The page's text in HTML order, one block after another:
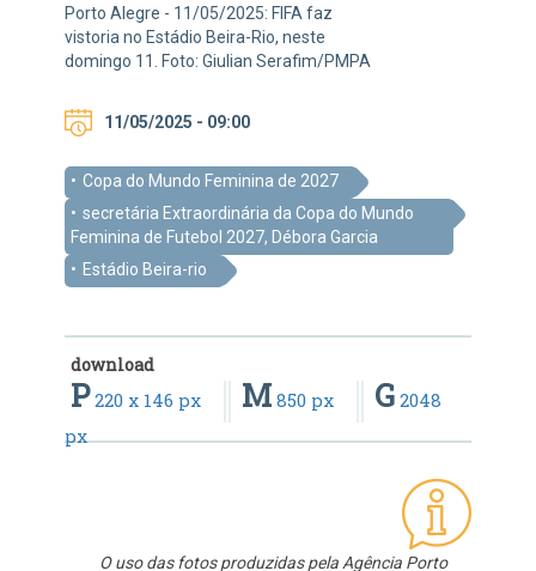
Porto Alegre - 11/05/2025: FIFA faz
vistoria no Estádio Beira-Rio, neste
domingo 11. Foto: Giulian Serafim/PMPA
11/05/2025 - 09:00
Copa do Mundo Feminina de 2027
secretária Extraordinária da Copa do Mundo
Feminina de Futebol 2027, Débora Garcia
Estádio Beira-rio
download
P220 x 146 px M 850 px G 2048
px
O uso das fotos produzidas pela Agência Porto